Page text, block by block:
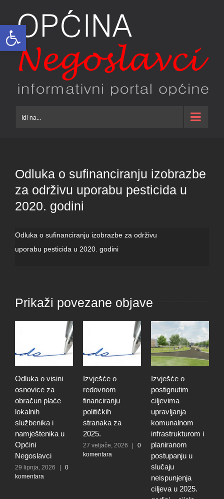
Open toolbar
content
Idi na...
Odluka o sufinanciranju izobrazbe
za održivu uporabu pesticida u
2020. godini
Odluka o sufinanciranju izobrazbe za održivu
uporabu pesticida u 2020. godini
Prikaži povezane objave
Odluka o visini
osnovice za
obračun plaće
lokalnih
službenika i
namještenika u
Općini
Negoslavci
29 lipnja, 2026
0
komentara
Izvješće o
redovnom
financiranju
političkih
stranaka za
2025.
27 veljače, 2026
0
komentara
Izvješće o
postignutim
ciljevima
upravljanja
komunalnom
infrastrukturom i
planiranom
postupanju u
slučaju
neispunjenja
ciljeva u 2025.